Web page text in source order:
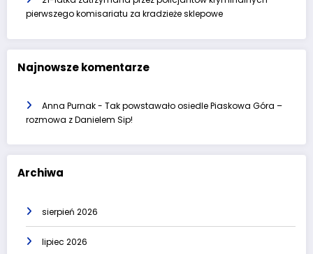
pierwszego komisariatu za kradzieże sklepowe
Najnowsze komentarze
Anna Purnak- Tak powstawało osiedle Piaskowa Góra –
rozmowa z Danielem Sip!
Archiwa
sierpień 2026
lipiec 2026